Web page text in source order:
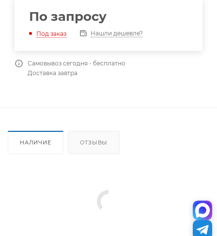
По запросу
Под заказ Нашли дешевле?
Самовывоз сегодня - бесплатно
Доставка завтра
НАЛИЧИЕ ОТЗЫВЫ